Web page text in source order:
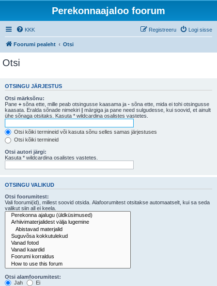
Perekonnaajaloo foorum
KKK Logi sisse
Registreeru
Foorumi pealeht Otsi
Otsi
OTSINGU JÄRJESTUS
Otsi märksõnu:
Pane + sõna ette, mille peab otsingusse kaasama ja - sõna ette, mida ei tohi otsingusse
kaasata. Eralda sõnade nimekiri | märgiga ja pane need sulgudesse, kui soovid, et ainult
ühe sõnaga otsitaks. Kasuta * wildcardina osalistes vastetes.
Otsi kõiki termineid või kasuta sõnu selles samas järjestuses
Otsi kõiki termineid
Otsi autori järgi:
Kasuta * wildcardina osalistes vastetes.
OTSINGU VALIKUD
Otsi foorumitest:
Vali foorumi(id), millest soovid otsida. Alafoorumitest otsitakse automaatselt, kui sa seda
valikut siin all ei keela.
Otsi alamfoorumitest:
Jah
Ei